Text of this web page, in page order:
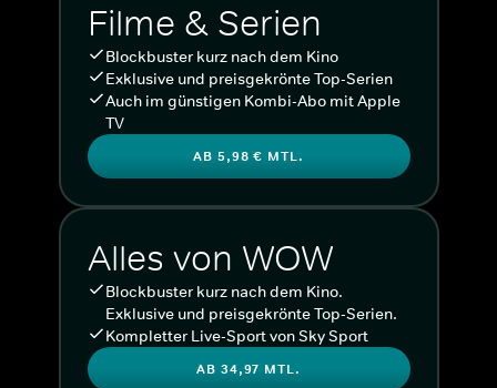
Filme & Serien
Blockbuster kurz nach dem Kino
Exklusive und preisgekrönte Top-Serien
Auch im günstigen Kombi-Abo mit Apple
TV
AB 5,98 € MTL.
Alles von WOW
Blockbuster kurz nach dem Kino.
Exklusive und preisgekrönte Top-Serien.
Kompletter Live-Sport von Sky Sport
AB 34,97 MTL.